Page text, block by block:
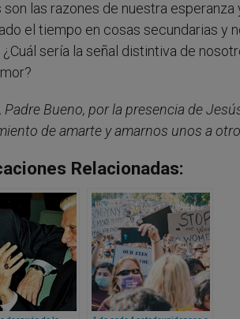
son las razones de nuestra
el tiempo en cosas secundarias y
sería la señal distintiva de
Padre Bueno, por la presencia de
de amarte y amarnos unos a
Relacionadas: